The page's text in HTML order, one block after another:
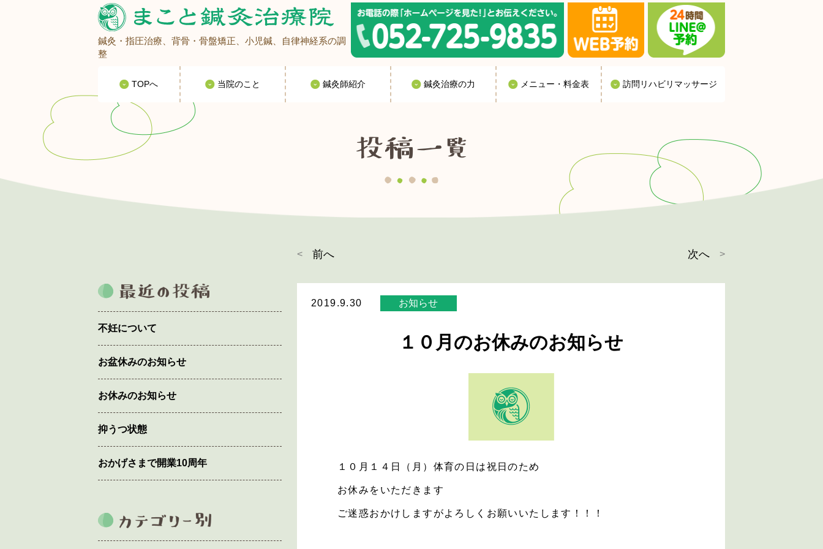
鍼灸・指圧治療、背骨・骨盤矯正、小児鍼、自律神経系の調
整
TOPへ 当院のこと 鍼灸師紹介 鍼灸治療の力 メニュー・料金表 訪問リハビリマッサージ
前へ 次へ
2019.9.30 お知らせ
１０月のお休みのお知らせ
１０月１４日（月）体育の日は祝日のため
お休みをいただきます
ご迷惑おかけしますがよろしくお願いいたします！！！
不妊について
お盆休みのお知らせ
お休みのお知らせ
抑うつ状態
おかげさまで開業10周年